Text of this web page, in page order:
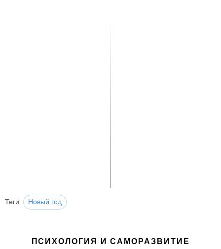
Теги Новый год
ПСИХОЛОГИЯ И САМОРАЗВИТИЕ